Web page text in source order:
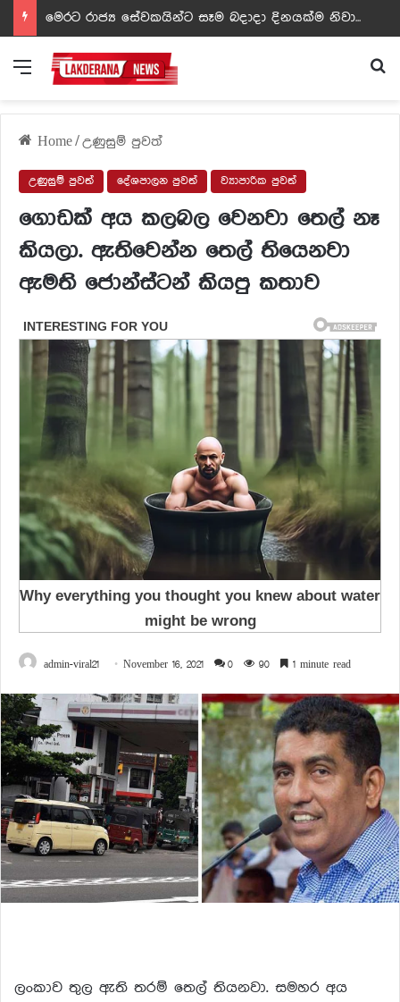
ඩඩ්ලිට දෙවෙනි නොවූ රත්න සහල් අධිපති..- PHOTOS
Menu
Home/උණුසුම් පුවත්
උණුසුම් පුවත් දේශපාලන පුවත් ව්‍යාපාරික පුවත්
ගොඩක් අය කලබල වෙනවා තෙල් නෑ
කියලා. ඇතිවෙන්න තෙල් තියෙනවා
ඇමති ජොන්ස්ටන් කියපු කතාව
admin-viral21 November 16, 2021 0 90 1 minute read
ලංකාව තුල ඇති තරම් තෙල් තියනවා. සමහර අය